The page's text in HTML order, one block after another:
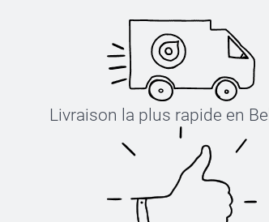
Livraison la plus rapide en